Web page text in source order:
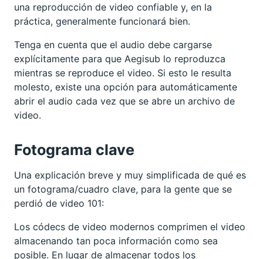
una reproducción de video confiable y, en la
práctica, generalmente funcionará bien.
Tenga en cuenta que el audio debe cargarse
explícitamente para que Aegisub lo reproduzca
mientras se reproduce el video. Si esto le resulta
molesto, existe una opción para automáticamente
abrir el audio cada vez que se abre un archivo de
video.
Fotograma clave
Una explicación breve y muy simplificada de qué es
un fotograma/cuadro clave, para la gente que se
perdió de video 101:
Los códecs de video modernos comprimen el video
almacenando tan poca información como sea
posible. En lugar de almacenar todos los